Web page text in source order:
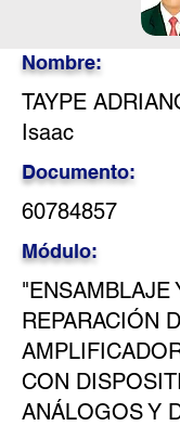
Nombre:
TAYPE
Isaac
Documento:
60784857
Módulo:
"ENSAMBLAJE
REPARACIÓN
CON
ANÁLOGOS Y